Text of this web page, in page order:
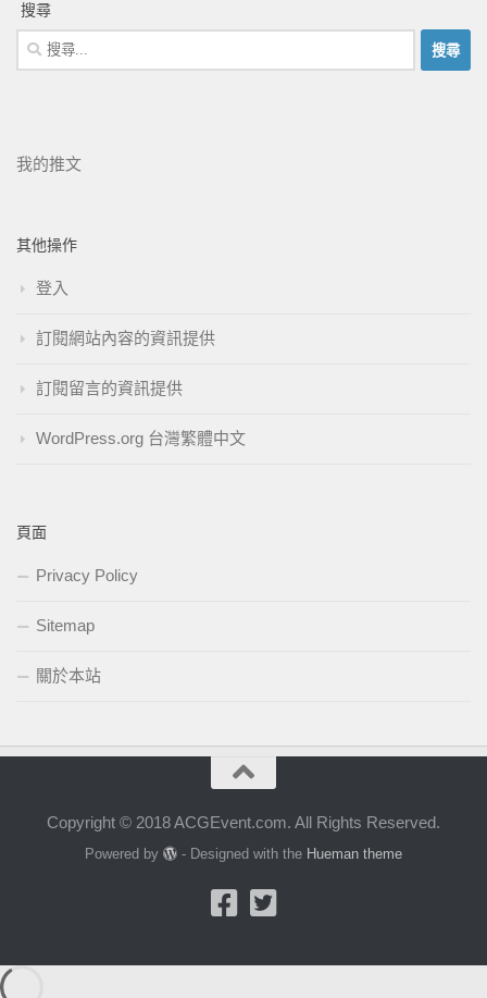
搜尋
我的推文
其他操作
登入
訂閱網站內容的資訊提供
訂閱留言的資訊提供
WordPress.org 台灣繁體中文
頁面
Privacy Policy
Sitemap
關於本站
Copyright © 2018 ACGEvent.com. All Rights Reserved.
Powered by - Designed with the Hueman theme